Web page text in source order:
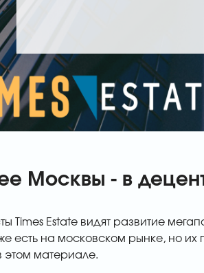
Москвы - в
Times Estate видят развитие
есть на московском рынке, но их
этом материале.